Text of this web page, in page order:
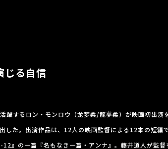
じる自信
躍するロン・モンロウ（龙梦柔/龍夢柔）が映画初出演
した。出演作品は、12人の映画監督による12本の短編
』の一篇『名もなき一篇・アンナ』。藤井道人が監督